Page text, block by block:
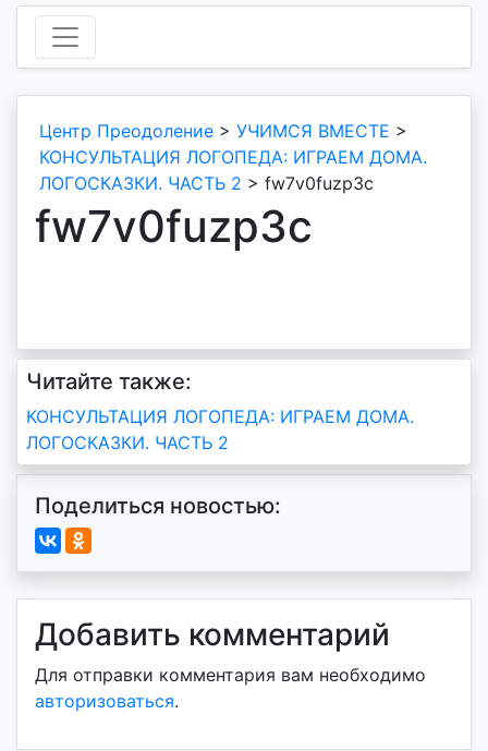
Центр Преодоление > УЧИМСЯ ВМЕСТЕ >
КОНСУЛЬТАЦИЯ ЛОГОПЕДА: ИГРАЕМ ДОМА.
ЛОГОСКАЗКИ. ЧАСТЬ 2 > fw7v0fuzp3c
fw7v0fuzp3c
Читайте также:
Навигация
по
записям
КОНСУЛЬТАЦИЯ ЛОГОПЕДА: ИГРАЕМ ДОМА.
ЛОГОСКАЗКИ. ЧАСТЬ 2
Поделиться новостью:
Добавить комментарий
Для отправки комментария вам необходимо
авторизоваться.